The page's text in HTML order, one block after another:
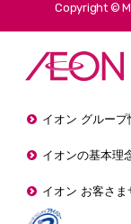
Copyright ©
イオン グループ
イオンの基本理
イオン お客さま